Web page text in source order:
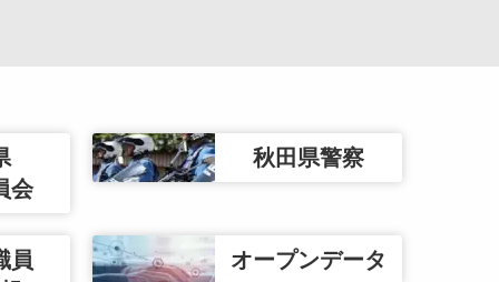
会
秋田県警察
員
オープンデータ